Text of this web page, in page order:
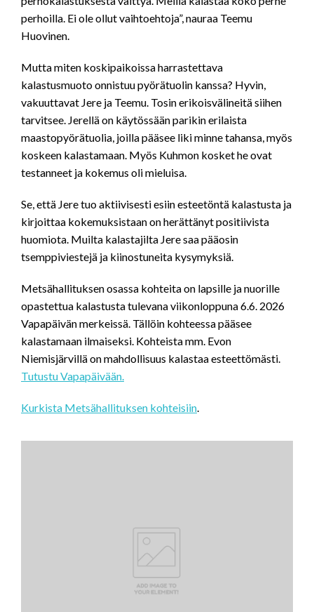
perhoilla. Ei ole ollut vaihtoehtoja”, nauraa Teemu
Huovinen.
Mutta miten koskipaikoissa harrastettava
kalastusmuoto onnistuu pyörätuolin kanssa? Hyvin,
vakuuttavat Jere ja Teemu. Tosin erikoisvälineitä siihen
tarvitsee. Jerellä on käytössään parikin erilaista
maastopyörätuolia, joilla pääsee liki minne tahansa, myös
koskeen kalastamaan. Myös Kuhmon kosket he ovat
testanneet ja kokemus oli mieluisa.
Se, että Jere tuo aktiivisesti esiin esteetöntä kalastusta ja
kirjoittaa kokemuksistaan on herättänyt positiivista
huomiota. Muilta kalastajilta Jere saa pääosin
tsemppiviestejä ja kiinostuneita kysymyksiä.
Metsähallituksen osassa kohteita on lapsille ja nuorille
opastettua kalastusta tulevana viikonloppuna 6.6. 2026
Vapapäivän merkeissä. Tällöin kohteessa pääsee
kalastamaan ilmaiseksi. Kohteista mm. Evon
Niemisjärvillä on mahdollisuus kalastaa esteettömästi.
Tutustu Vapapäivään.
Kurkista Metsähallituksen kohteisiin.